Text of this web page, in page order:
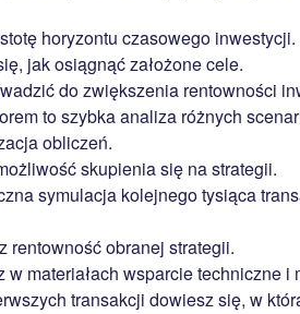
horyzontu czasowego inwestycji.
jak osiągnąć założone cele.
do zwiększenia rentowności
to szybka analiza różnych
obliczeń.
skupienia się na strategii.
symulacja kolejnego tysiąca
rentowność obranej strategii.
w materiałach wsparcie techniczne i
transakcji dowiesz się, w